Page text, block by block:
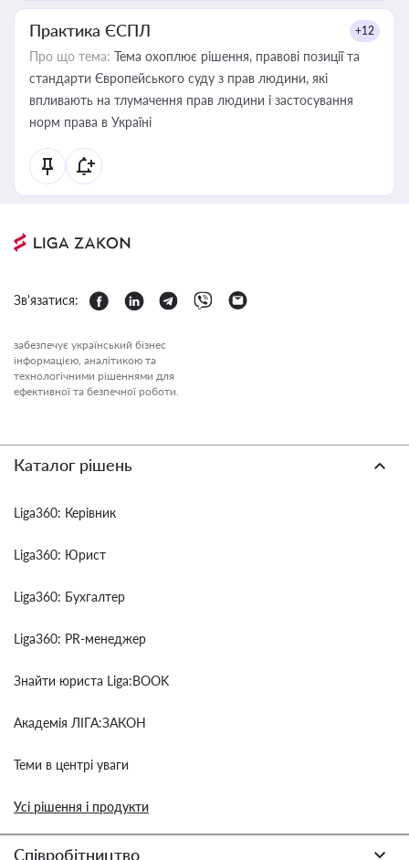
Практика ЄСПЛ +12
Про що тема: Тема охоплює рішення, правові позиції та
стандарти Європейського суду з прав людини, які
впливають на тлумачення прав людини і застосування
норм права в Україні
Зв'язатися:
забезпечує український бізнес
інформацією, аналітикою та
технологічними рішеннями для
ефективної та безпечної роботи.
Каталог рішень
Liga360: Керівник
Liga360: Юрист
Liga360: Бухгалтер
Liga360: PR-менеджер
Знайти юриста Liga:BOOK
Академія ЛІГА:ЗАКОН
Теми в центрі уваги
Усі рішення і продукти
Співробітництво